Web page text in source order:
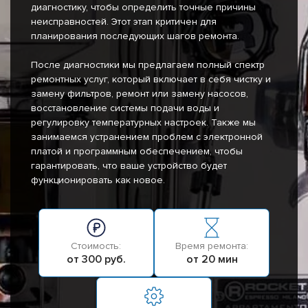
диагностику, чтобы определить точные причины
неисправностей. Этот этап критичен для
планирования последующих шагов ремонта.
После диагностики мы предлагаем полный спектр
ремонтных услуг, который включает в себя чистку и
замену фильтров, ремонт или замену насосов,
восстановление системы подачи воды и
регулировку температурных настроек. Также мы
занимаемся устранением проблем с электронной
платой и программным обеспечением, чтобы
гарантировать, что ваше устройство будет
функционировать как новое.
Стоимость:
от 300 руб.
Время ремонта:
от 20 мин